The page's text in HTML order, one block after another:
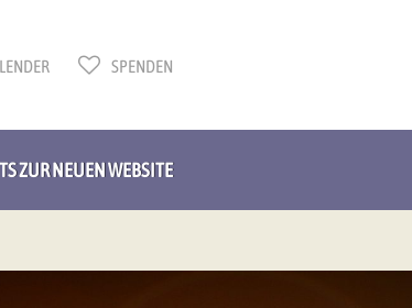
SPENDEN
ZUR NEUEN WEBSITE